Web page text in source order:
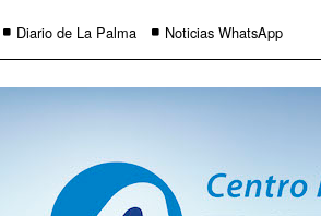
Diario de La Palma Noticias WhatsApp